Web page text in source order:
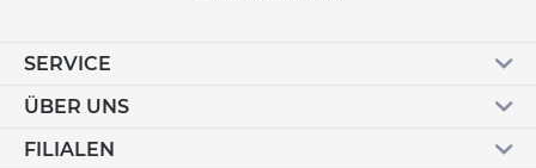
SERVICE
ÜBER UNS
FILIALEN